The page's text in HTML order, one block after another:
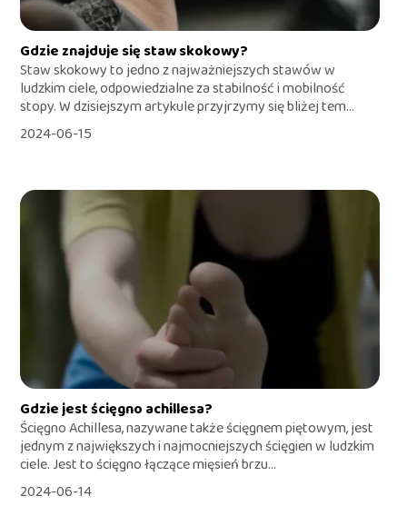
Gdzie znajduje się staw skokowy?
Staw skokowy to jedno z najważniejszych stawów w
ludzkim ciele, odpowiedzialne za stabilność i mobilność
stopy. W dzisiejszym artykule przyjrzymy się bliżej tem...
2024-06-15
Gdzie jest ścięgno achillesa?
Ścięgno Achillesa, nazywane także ścięgnem piętowym, jest
jednym z największych i najmocniejszych ścięgien w ludzkim
ciele. Jest to ścięgno łączące mięsień brzu...
2024-06-14